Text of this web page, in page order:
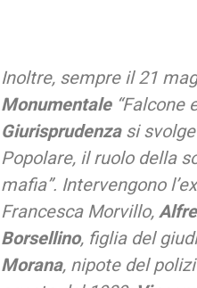
Inoltre, sempre il 21
Monumentale“Falcone
Giurisprudenzasi svolge
Popolare, il ruolo della
mafia”. Intervengono
Francesca Morvillo,
Borsellino, figlia del
Morana, nipote del